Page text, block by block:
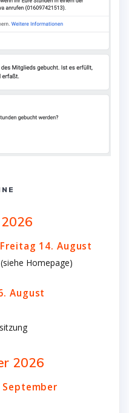
Freitag 14. August
Homepage)
August
2026
September